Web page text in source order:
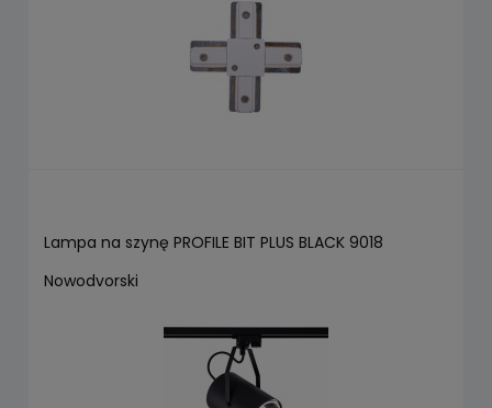
Lampa na szynę PROFILE BIT PLUS BLACK 9018
Nowodvorski